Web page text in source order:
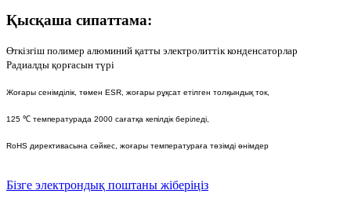
Қысқаша сипаттама:
Өткізгіш полимер алюминий қатты электролиттік конденсаторлар
Радиалды қорғасын түрі
Жоғары сенімділік, төмен ESR, жоғары рұқсат етілген толқындық ток,
125 ℃ температурада 2000 сағатқа кепілдік беріледі,
RoHS директивасына сәйкес, жоғары температураға төзімді өнімдер
Бізге электрондық поштаны жіберіңіз